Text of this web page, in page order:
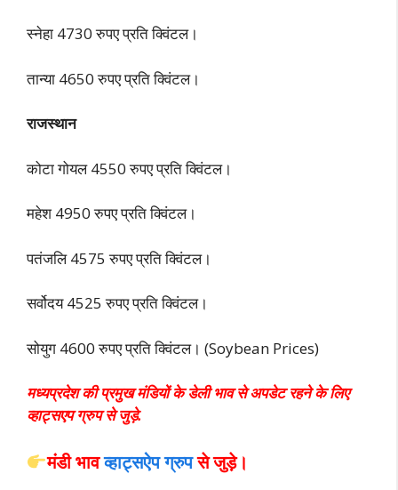
स्नेहा 4730 रुपए प्रति क्विंटल।
तान्या 4650 रुपए प्रति क्विंटल।
राजस्थान
कोटा गोयल 4550 रुपए प्रति क्विंटल।
महेश 4950 रुपए प्रति क्विंटल।
पतंजलि 4575 रुपए प्रति क्विंटल।
सर्वोदय 4525 रुपए प्रति क्विंटल।
सोयुग 4600 रुपए प्रति क्विंटल। (Soybean Prices)
मध्यप्रदेश की प्रमुख मंडियों के डेली भाव से अपडेट रहने के लिए
व्हाट्सएप ग्रुप से जुड़े.
मंडी भावव्हाट्सऐप ग्रुपसेजुड़े।